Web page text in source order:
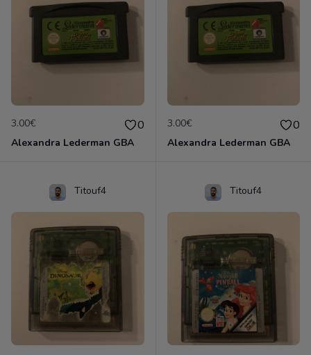
3.00€ 0
Alexandra Lederman GBA
3.00€ 0
Alexandra Lederman GBA
Titouf4 Titouf4